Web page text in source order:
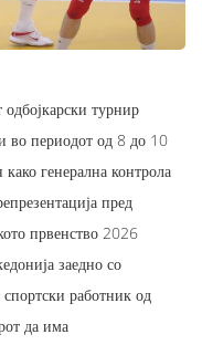
турнир
во периодот од 8 до 10
генерална контрола
пред
првенство 2026
заедно со
спортски работник од
да има